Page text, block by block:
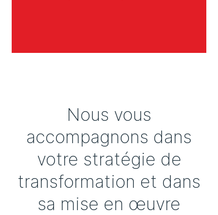
Nous vous
accompagnons dans
votre stratégie de
transformation et dans
sa mise en œuvre